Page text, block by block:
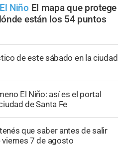
Niño El mapa que protege
están los 54 puntos
de este sábado en la ciudad
El Niño: así es el portal
de Santa Fe
que saber antes de salir
viernes 7 de agosto